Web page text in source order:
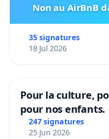
Non au AirBnB
35 signatures
18 Jul 2026
Pour la culture,
pour nos enfants.
247 signatures
25 Jun 2026